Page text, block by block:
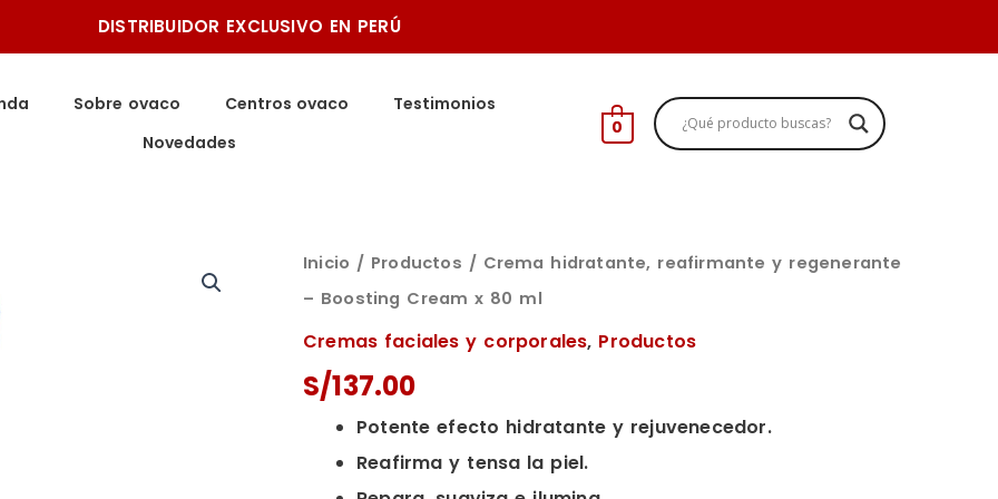
DISTRIBUIDOR EXCLUSIVO EN PERÚ
Sobre ovaco Centros ovaco
Testimonios
Novedades
0
Inicio / Productos / Crema hidratante, reafirmante y regenerante
– Boosting Cream x 80 ml
Cremas faciales y corporales, Productos
S/137.00
Potente efecto hidratante y rejuvenecedor.
Reafirma y tensa la piel.
Crema
hidratante,
reafirmante
regenerante
Boosting